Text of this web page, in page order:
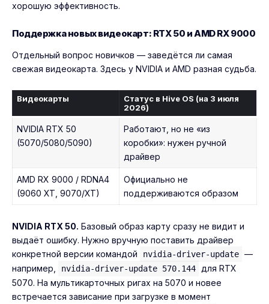
хорошую эффективность.
Поддержка новых видеокарт: RTX 50 и AMD RX 9000
Отдельный вопрос новичков — заведётся ли самая
свежая видеокарта. Здесь у NVIDIA и AMD разная судьба.
Видеокарты
Статус в Hive OS (на 3 июля
2026)
NVIDIA RTX 50
(5070/5080/5090)
Работают, но не «из
коробки»: нужен ручной
драйвер
AMD RX 9000 / RDNA4
(9060 XT, 9070/XT)
Официально не
поддерживаются образом
NVIDIA RTX 50. Базовый образ карту сразу не видит и
выдаёт ошибку. Нужно вручную поставить драйвер
конкретной версии командой
nvidia-driver-update —
например,
nvidia-driver-update 570.144
для RTX
5070. На мультикарточных ригах на 5070 и новее
встречается зависание при загрузке в момент